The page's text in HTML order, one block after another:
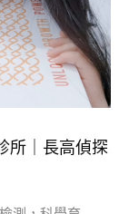
所｜長高偵探